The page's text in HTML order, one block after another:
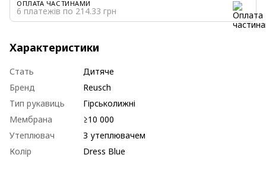
ОПЛАТА ЧАСТИНАМИ
6 платежів по 214.33 грн
Характеристики
Стать
Дитяче
Бренд
Reusch
Тип рукавиць
Гірськолижні
Мембрана
≥10 000
Утеплювач
З утеплювачем
Колір
Dress Blue